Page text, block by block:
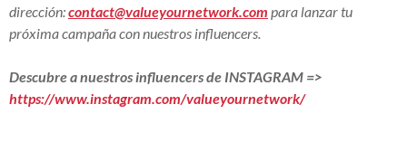
dirección:contact@valueyournetwork.com para lanzar tu
próxima campaña con nuestros influencers.
Descubre a nuestros influencers de INSTAGRAM =>
https://www.instagram.com/valueyournetwork/